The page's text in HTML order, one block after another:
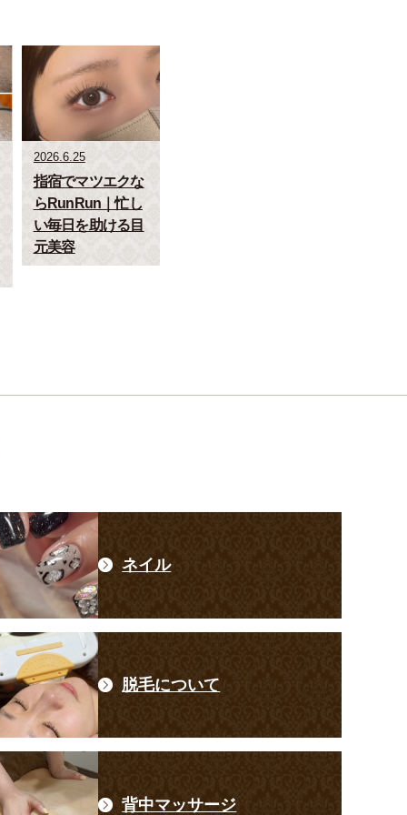
2026.6.25
指宿でマツエクな
らRunRun｜忙し
い毎日を助ける目
元美容
ネイル
脱毛について
背中マッサージ